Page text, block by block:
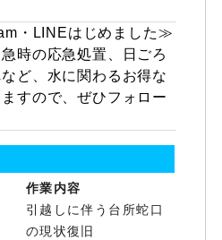
・LINEはじめました≫
時の応急処置、日ごろ
ど、水に関わるお得な
すので、ぜひフォロー
作業内容
引越しに伴う台所蛇口
の現状復旧